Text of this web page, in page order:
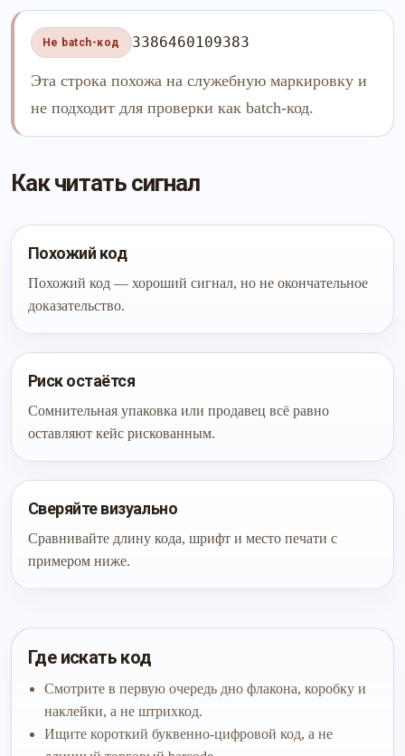
Не batch-код 3386460109383
Эта строка похожа на служебную маркировку и
не подходит для проверки как batch-код.
Как читать сигнал
Похожий код
Похожий код — хороший сигнал, но не окончательное
доказательство.
Риск остаётся
Сомнительная упаковка или продавец всё равно
оставляют кейс рискованным.
Сверяйте визуально
Сравнивайте длину кода, шрифт и место печати с
примером ниже.
Где искать код
Смотрите в первую очередь дно флакона, коробку и
наклейки, а не штрихкод.
Ищите короткий буквенно-цифровой код, а не